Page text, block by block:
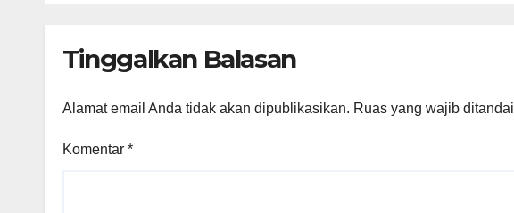
Tinggalkan Balasan
Alamat email Anda tidak akan dipublikasikan. Ruas yang wajib ditandai
Komentar *